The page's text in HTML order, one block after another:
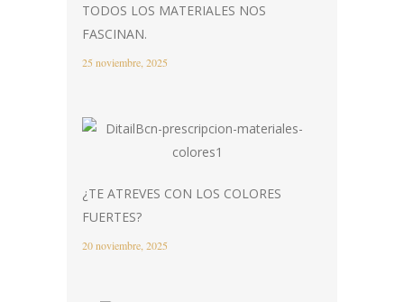
TODOS LOS MATERIALES NOS
FASCINAN.
25 noviembre, 2025
¿TE ATREVES CON LOS COLORES
FUERTES?
20 noviembre, 2025